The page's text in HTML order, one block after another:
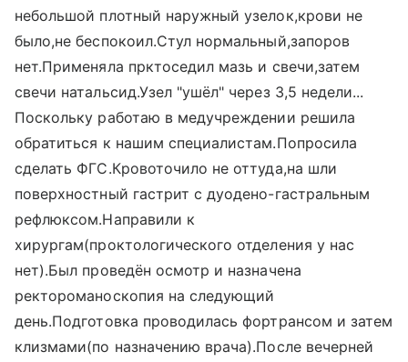
небольшой плотный наружный узелок,крови не
было,не беспокоил.Стул нормальный,запоров
нет.Применяла прктоседил мазь и свечи,затем
свечи натальсид.Узел "ушёл" через 3,5 недели...
Поскольку работаю в медучреждении решила
обратиться к нашим специалистам.Попросила
сделать ФГС.Кровоточило не оттуда,на шли
поверхностный гастрит с дуодено-гастральным
рефлюксом.Направили к
хирургам(проктологического отделения у нас
нет).Был проведён осмотр и назначена
ректороманоскопия на следующий
день.Подготовка проводилась фортрансом и затем
клизмами(по назначению врача).После вечерней